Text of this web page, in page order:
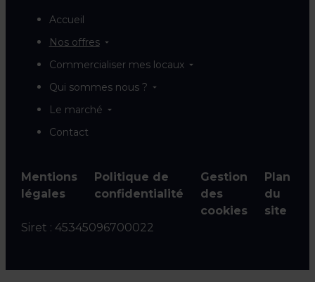
Accueil
Nos offres
Commercialiser mes locaux
Qui sommes nous ?
Le marché
Contact
Mentions
légales
Politique de
confidentialité
Gestion
des
cookies
Plan
du
site
Siret : 45345096700022